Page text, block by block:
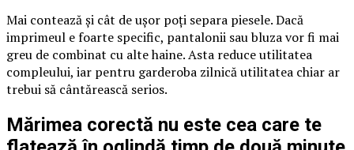
Mai contează și cât de ușor poți separa piesele. Dacă
imprimeul e foarte specific, pantalonii sau bluza vor fi mai
greu de combinat cu alte haine. Asta reduce utilitatea
compleului, iar pentru garderoba zilnică utilitatea chiar ar
trebui să cântărească serios.
Mărimea corectă nu este cea care te